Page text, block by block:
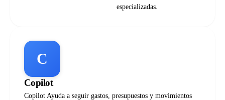
especializadas.
C
Copilot
Copilot Ayuda a seguir gastos, presupuestos y movimientos